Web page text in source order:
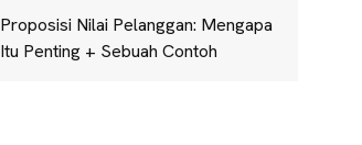
Proposisi Nilai Pelanggan: Mengapa
Itu Penting + Sebuah Contoh